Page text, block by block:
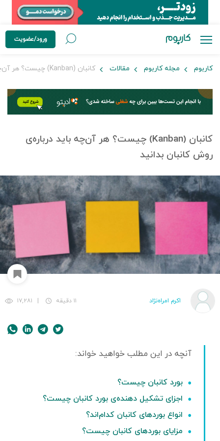
ورود/عضویت
کاربوم مجله کاربوم مقالات کانبان (Kanban) چیست؟ هر آن‌چه باید درباره‌ی روش کانبان بدانید
کانبان (Kanban) چیست؟ هر آن‌چه باید درباره‌ی
روش کانبان بدانید
اکرم امراه‌نژاد ۱۱ دقیقه ۱۷,۲۸۱
بورد کانبان چیست؟
اجزای تشکیل دهنده‌ی بورد کانبان چیست؟
انواع بوردهای کانبان کدام‌اند؟
مزایای بوردهای کانبان چیست؟